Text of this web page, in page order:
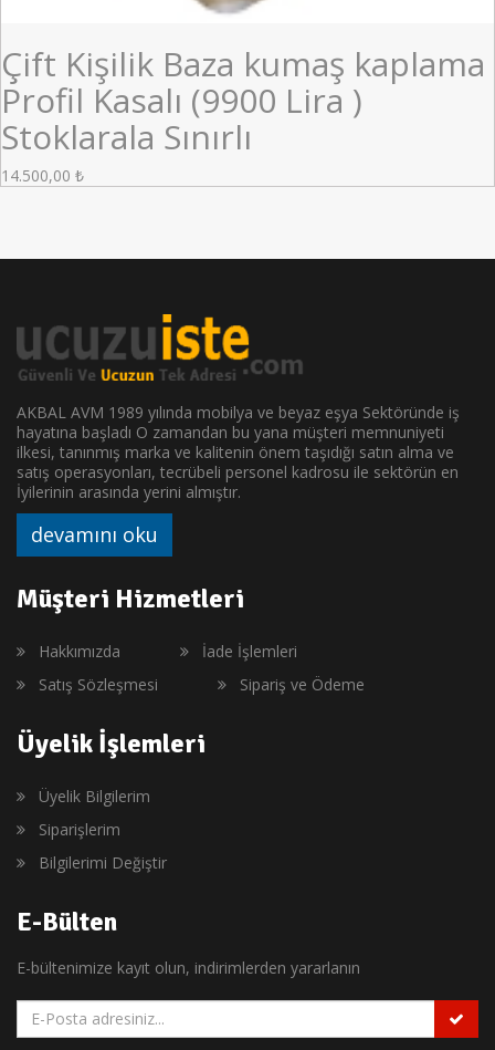
Çift Kişilik Baza kumaş kaplama
Profil Kasalı (9900 Lira )
Stoklarala Sınırlı
14.500,00 ₺
AKBAL AVM 1989 yılında mobilya ve beyaz eşya Sektöründe iş
hayatına başladı O zamandan bu yana müşteri memnuniyeti
ilkesi, tanınmış marka ve kalitenin önem taşıdığı satın alma ve
satış operasyonları, tecrübeli personel kadrosu ile sektörün en
İyilerinin arasında yerini almıştır.
devamını oku
Müşteri Hizmetleri
Hakkımızda
İade İşlemleri
Satış Sözleşmesi
Sipariş ve Ödeme
Üyelik İşlemleri
Üyelik Bilgilerim
Siparişlerim
Bilgilerimi Değiştir
E-Bülten
E-bültenimize kayıt olun, indirimlerden yararlanın